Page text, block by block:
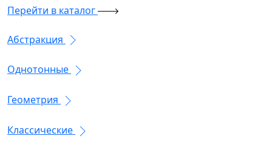
Перейти в каталог
Абстракция
Однотонные
Геометрия
Классические